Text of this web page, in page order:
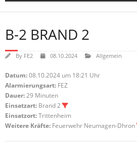
B-2 BRAND 2
By FE2 08.10.2024 Allgemein
Datum:08.10.2024 um 18:21 Uhr
Alarmierungsart: FEZ
Dauer:29 Minuten
Einsatzart: Brand 2
Einsatzort:Trittenheim
Weitere Kräfte: Feuerwehr Neumagen-Dhron